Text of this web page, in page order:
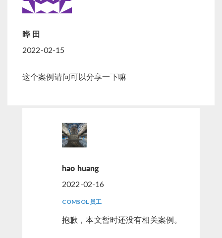
晔 田
2022-02-15
这个案例请问可以分享一下嘛
hao huang
2022-02-16
COMSOL 员工
抱歉，本文暂时还没有相关案例。